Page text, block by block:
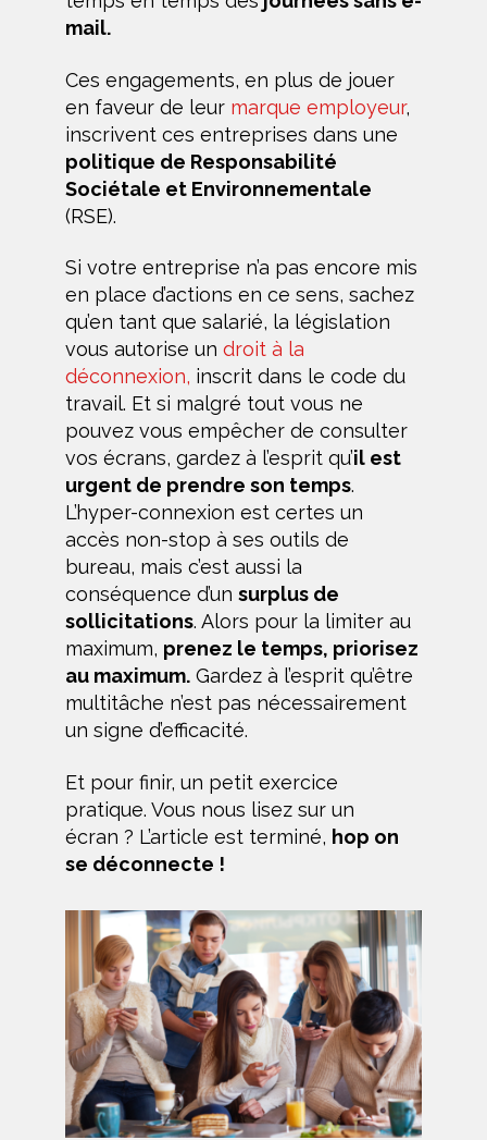
mail.
Ces engagements, en plus de jouer
en faveur de leur marque employeur,
inscrivent ces entreprises dans une
politique de Responsabilité
Sociétale et Environnementale
(RSE).
Si votre entreprise n’a pas encore mis
en place d’actions en ce sens, sachez
qu’en tant que salarié, la législation
vous autorise un droit à la
déconnexion, inscrit dans le code du
travail. Et si malgré tout vous ne
pouvez vous empêcher de consulter
vos écrans, gardez à l’esprit qu’il est
urgent de prendre son temps.
L’hyper-connexion est certes un
accès non-stop à ses outils de
bureau, mais c’est aussi la
conséquence d’un surplus de
sollicitations. Alors pour la limiter au
maximum, prenez le temps, priorisez
au maximum. Gardez à l’esprit qu’être
multitâche n’est pas nécessairement
un signe d’efficacité.
Et pour finir, un petit exercice
pratique. Vous nous lisez sur un
écran ? L’article est terminé, hop on
se déconnecte !